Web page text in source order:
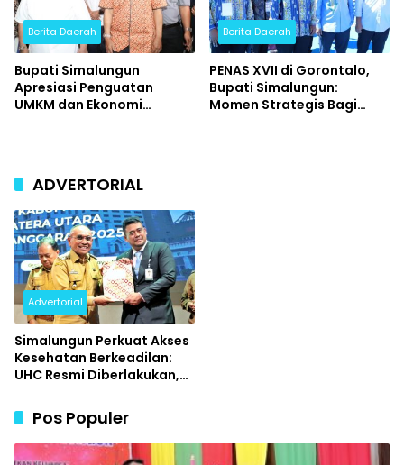
Berita Daerah
Bupati Simalungun
Apresiasi Penguatan
UMKM dan Ekonomi
Berita Daerah
PENAS XVII di Gorontalo,
Bupati Simalungun:
Momen Strategis Bagi
ADVERTORIAL
Advertorial
Simalungun Perkuat Akses
Kesehatan Berkeadilan:
UHC Resmi Diberlakukan,
KTP untuk Berobat
Pos Populer